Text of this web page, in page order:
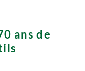
ans de